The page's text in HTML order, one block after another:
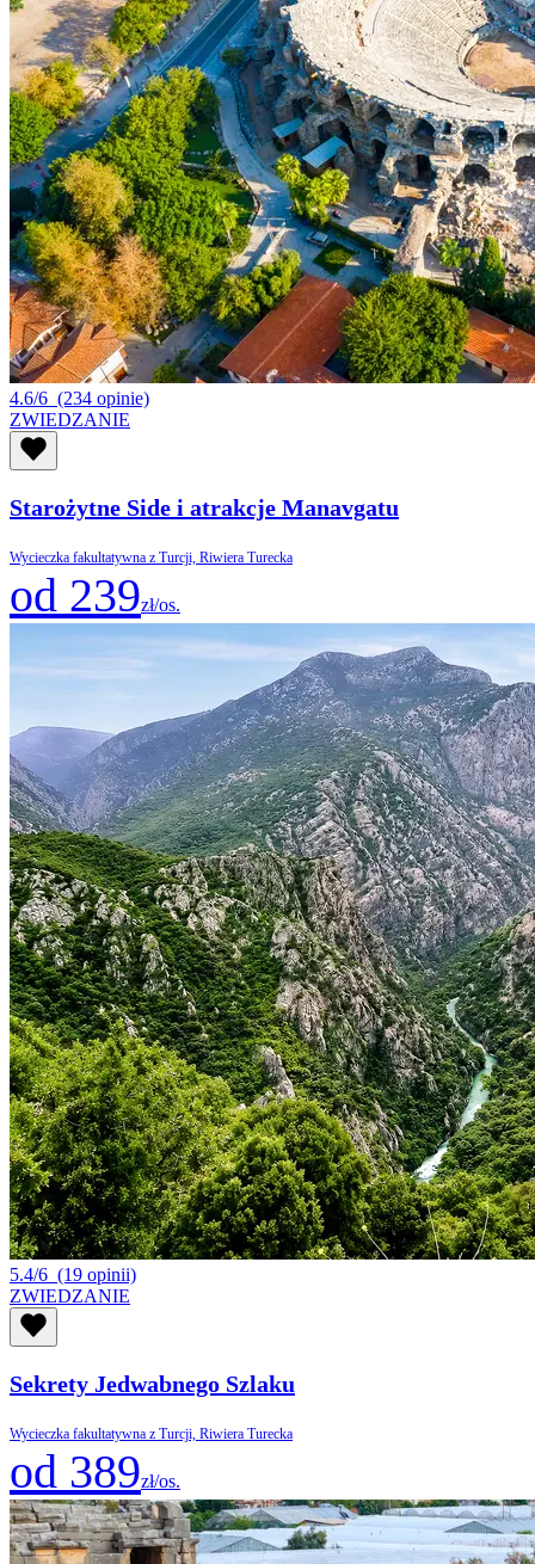
4.6/6 (234 opinie)
ZWIEDZANIE
Starożytne Side i atrakcje Manavgatu
Wycieczka fakultatywna z Turcji, Riwiera Turecka
od 239zł/os.
5.4/6 (19 opinii)
ZWIEDZANIE
Sekrety Jedwabnego Szlaku
Wycieczka fakultatywna z Turcji, Riwiera Turecka
od 389zł/os.